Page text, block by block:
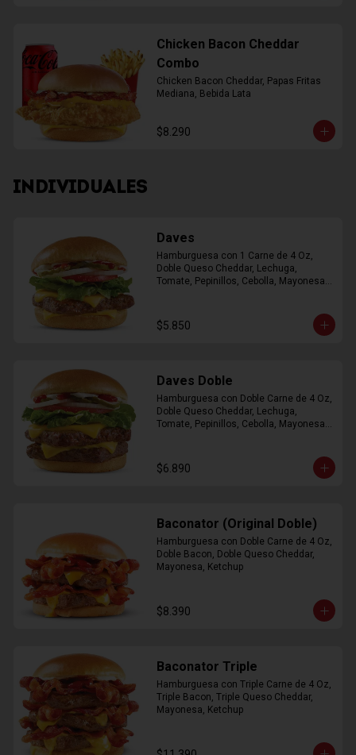
Chicken Bacon Cheddar
Combo
Chicken Bacon Cheddar, Papas Fritas
Mediana, Bebida Lata
$8.290
INDIVIDUALES
Daves
Hamburguesa con 1 Carne de 4 Oz,
Doble Queso Cheddar, Lechuga,
Tomate, Pepinillos, Cebolla, Mayonesa,
$5.850
Daves Doble
Hamburguesa con Doble Carne de 4 Oz,
Doble Queso Cheddar, Lechuga,
Tomate, Pepinillos, Cebolla, Mayonesa,
$6.890
Baconator (Original Doble)
Hamburguesa con Doble Carne de 4 Oz,
Doble Bacon, Doble Queso Cheddar,
Mayonesa, Ketchup
$8.390
Baconator Triple
Hamburguesa con Triple Carne de 4 Oz,
Triple Bacon, Triple Queso Cheddar,
Mayonesa, Ketchup